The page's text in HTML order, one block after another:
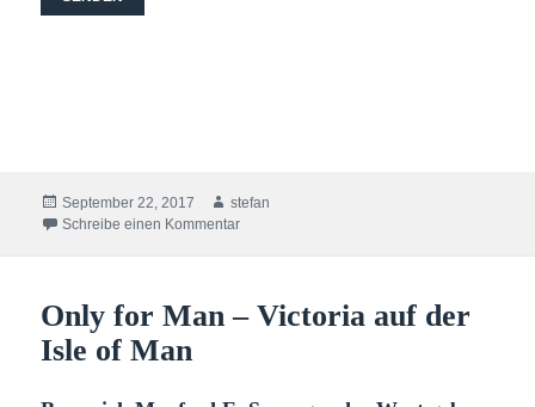
Veröffentlicht
am
September 22, 2017 Autor
stefan
Schreibe einen Kommentarzu Es ist Freytag. Es ist Flurytag IV.
Only for Man – Victoria auf der
Isle of Man